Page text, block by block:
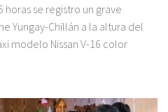
horas se registro un grave
Yungay-Chillán a la altura del
modelo Nissan V-16 color